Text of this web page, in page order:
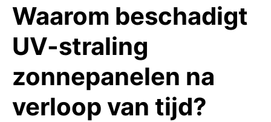
Waarom beschadigt
UV-straling
zonnepanelen na
verloop van tijd?